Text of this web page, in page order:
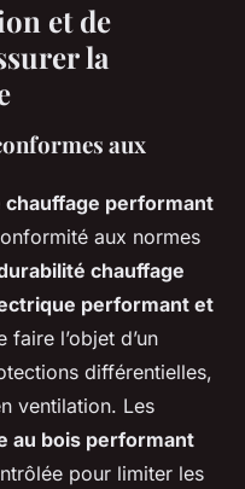
et de
la
aux
performant
aux normes
chauffage
performant et
l’objet d’un
différentielles,
ventilation. Les
au bois performant
pour limiter les